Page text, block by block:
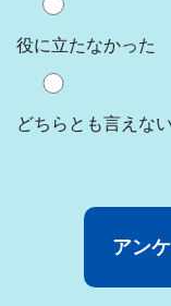
役に立たなかった
どちらとも言えない